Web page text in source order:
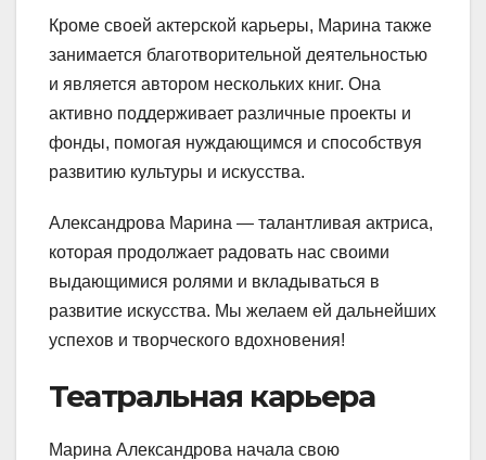
Кроме своей актерской карьеры, Марина также
занимается благотворительной деятельностью
и является автором нескольких книг. Она
активно поддерживает различные проекты и
фонды, помогая нуждающимся и способствуя
развитию культуры и искусства.
Александрова Марина — талантливая актриса,
которая продолжает радовать нас своими
выдающимися ролями и вкладываться в
развитие искусства. Мы желаем ей дальнейших
успехов и творческого вдохновения!
Театральная карьера
Марина Александрова начала свою